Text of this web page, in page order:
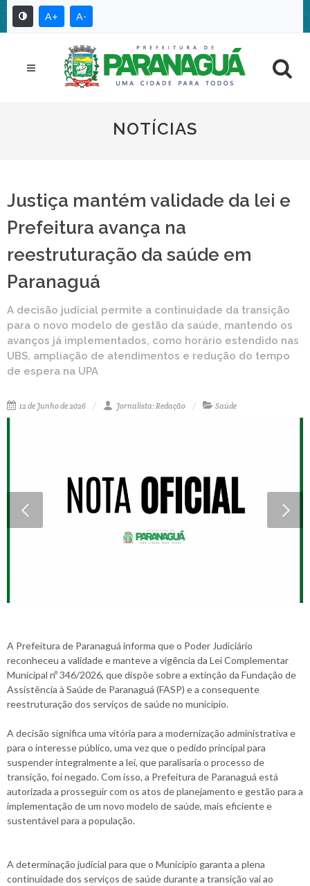
A+ A-
NOTÍCIAS
Justiça mantém validade da lei e
Prefeitura avança na
reestruturação da saúde em
Paranaguá
A decisão judicial permite a continuidade da transição
para o novo modelo de gestão da saúde, mantendo os
avanços já implementados, como horário estendido nas
UBS, ampliação de atendimentos e redução do tempo
de espera na UPA
12 de Junho de 2026 Jornalista: Redação Saúde
A Prefeitura de Paranaguá informa que o Poder Judiciário
reconheceu a validade e manteve a vigência da Lei Complementar
Municipal nº 346/2026, que dispõe sobre a extinção da Fundação de
Assistência à Saúde de Paranaguá (FASP) e a consequente
reestruturação dos serviços de saúde no município.
A decisão significa uma vitória para a modernização administrativa e
para o interesse público, uma vez que o pedido principal para
suspender integralmente a lei, que paralisaria o processo de
transição, foi negado. Com isso, a Prefeitura de Paranaguá está
autorizada a prosseguir com os atos de planejamento e gestão para a
implementação de um novo modelo de saúde, mais eficiente e
sustentável para a população.
A determinação judicial para que o Município garanta a plena
continuidade dos serviços de saúde durante a transição vai ao